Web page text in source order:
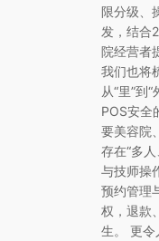
限分级、
发，结合
院经营者
我们也将
从“里”到
POS安全
要美容院
存在“多
与技师操
预约管理
权，退款
生。 更令